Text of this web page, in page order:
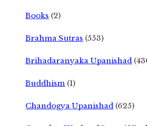
Books (2)
Brahma Sutras (553)
Brihadaranyaka Upanishad
Buddhism (1)
Chandogya Upanishad (625)